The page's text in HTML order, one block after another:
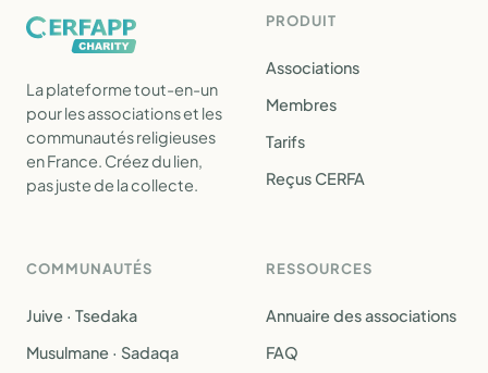
La plateforme tout-en-un
pour les associations et les
communautés religieuses
en France. Créez du lien,
pas juste de la collecte.
PRODUIT
Associations
Membres
Tarifs
Reçus CERFA
COMMUNAUTÉS
Juive · Tsedaka
Musulmane · Sadaqa
RESSOURCES
Annuaire des associations
FAQ